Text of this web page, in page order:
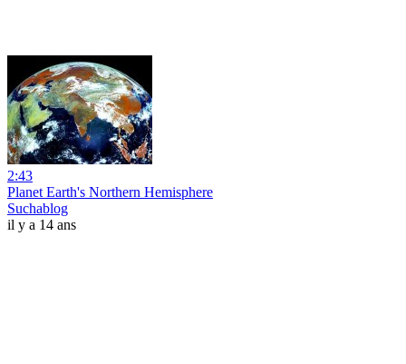
2:43
Planet Earth's Northern Hemisphere
Suchablog
il y a 14 ans